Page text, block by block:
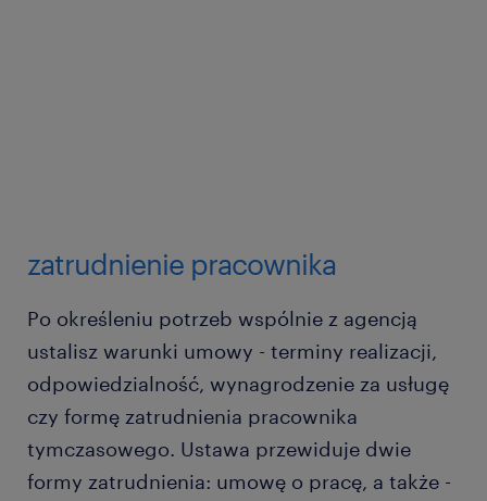
zatrudnienie pracownika
Po określeniu potrzeb wspólnie z agencją
ustalisz warunki umowy - terminy realizacji,
odpowiedzialność, wynagrodzenie za usługę
czy formę zatrudnienia pracownika
tymczasowego. Ustawa przewiduje dwie
formy zatrudnienia: umowę o pracę, a także -